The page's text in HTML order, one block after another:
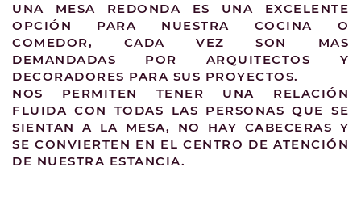
UNA MESA REDONDA ES UNA EXCELENTE
OPCIÓN PARA NUESTRA COCINA O
COMEDOR, CADA VEZ SON MAS
DEMANDADAS POR ARQUITECTOS Y
DECORADORES PARA SUS PROYECTOS.
NOS PERMITEN TENER UNA RELACIÓN
FLUIDA CON TODAS LAS PERSONAS QUE SE
SIENTAN A LA MESA, NO HAY CABECERAS Y
SE CONVIERTEN EN EL CENTRO DE ATENCIÓN
DE NUESTRA ESTANCIA.